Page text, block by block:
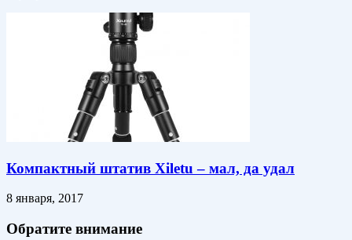
Компактный штатив Xiletu – мал, да удал
8 января, 2017
Обратите внимание